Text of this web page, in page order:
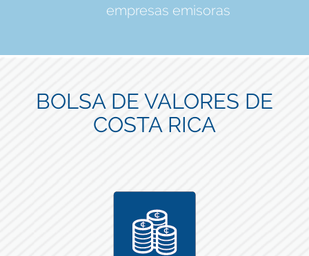
empresas emisoras
BOLSA DE VALORES DE
COSTA RICA